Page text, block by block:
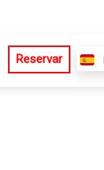
Reservar